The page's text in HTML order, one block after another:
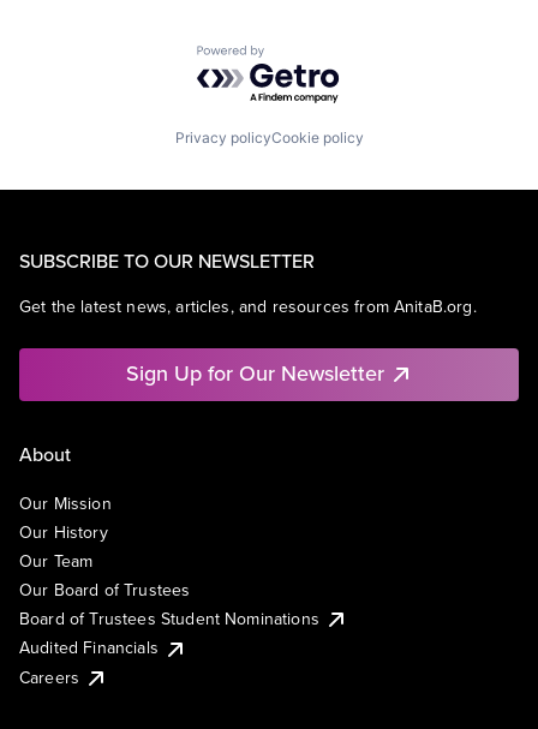
Powered by Getro.com
Privacy policyCookie policy
SUBSCRIBE TO OUR NEWSLETTER
Get the latest news, articles, and resources from AnitaB.org.
Sign Up for Our Newsletter
About
Our Mission
Our History
Our Team
Our Board of Trustees
Board of Trustees Student Nominations
Audited Financials
Careers